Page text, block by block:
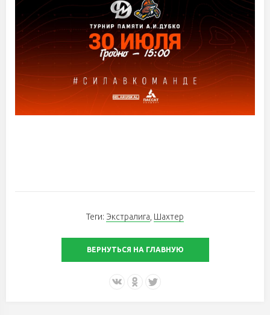
Теги: Экстралига, Шахтер
ВЕРНУТЬСЯ НА ГЛАВНУЮ